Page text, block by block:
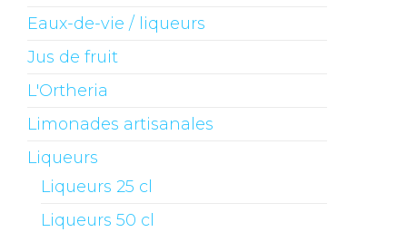
Eaux-de-vie / liqueurs
Jus de fruit
L'Ortheria
Limonades artisanales
Liqueurs
Liqueurs 25 cl
Liqueurs 50 cl